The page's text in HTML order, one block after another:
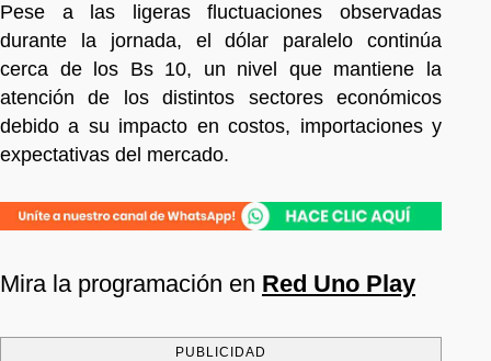
Pese a las ligeras fluctuaciones observadas
durante la jornada, el dólar paralelo continúa
cerca de los Bs 10, un nivel que mantiene la
atención de los distintos sectores económicos
debido a su impacto en costos, importaciones y
expectativas del mercado.
Mira la programación en Red Uno Play
PUBLICIDAD